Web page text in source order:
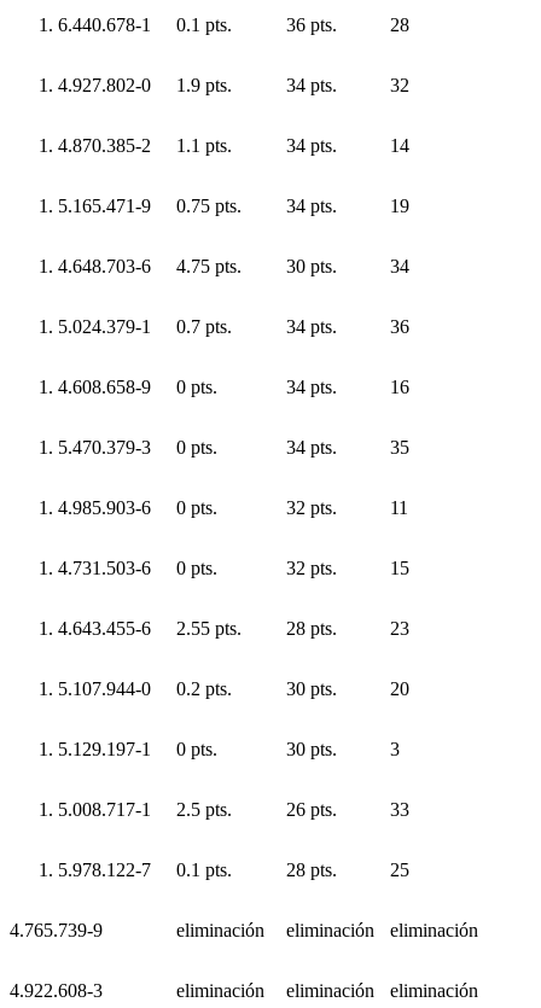
6.440.678-1 0.1 pts. 36 pts. 28
4.927.802-0 1.9 pts. 34 pts. 32
4.870.385-2 1.1 pts. 34 pts. 14
5.165.471-9 0.75 pts. 34 pts. 19
4.648.703-6 4.75 pts. 30 pts. 34
5.024.379-1 0.7 pts. 34 pts. 36
4.608.658-9 0 pts. 34 pts. 16
5.470.379-3 0 pts. 34 pts. 35
4.985.903-6 0 pts. 32 pts. 11
4.731.503-6 0 pts. 32 pts. 15
4.643.455-6 2.55 pts. 28 pts. 23
5.107.944-0 0.2 pts. 30 pts. 20
5.129.197-1 0 pts. 30 pts. 3
5.008.717-1 2.5 pts. 26 pts. 33
5.978.122-7 0.1 pts. 28 pts. 25
4.765.739-9 eliminación eliminación eliminación
4.922.608-3 eliminación eliminación eliminación